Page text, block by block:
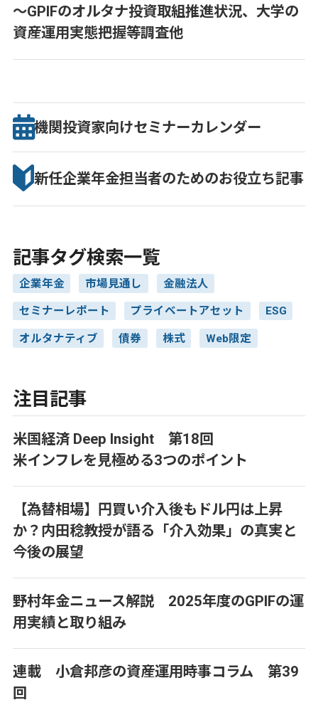
～GPIFのオルタナ投資取組推進状況、大学の
資産運用実態把握等調査他
機関投資家向けセミナーカレンダー
新任企業年金担当者のためのお役立ち記事
記事タグ検索一覧
企業年金 市場見通し 金融法人
セミナーレポート プライベートアセット ESG
オルタナティブ 債券 株式 Web限定
注目記事
米国経済 Deep Insight 第18回
米インフレを見極める3つのポイント
【為替相場】円買い介入後もドル円は上昇
か？内田稔教授が語る「介入効果」の真実と
今後の展望
野村年金ニュース解説 2025年度のGPIFの運
用実績と取り組み
連載 小倉邦彦の資産運用時事コラム 第39
回